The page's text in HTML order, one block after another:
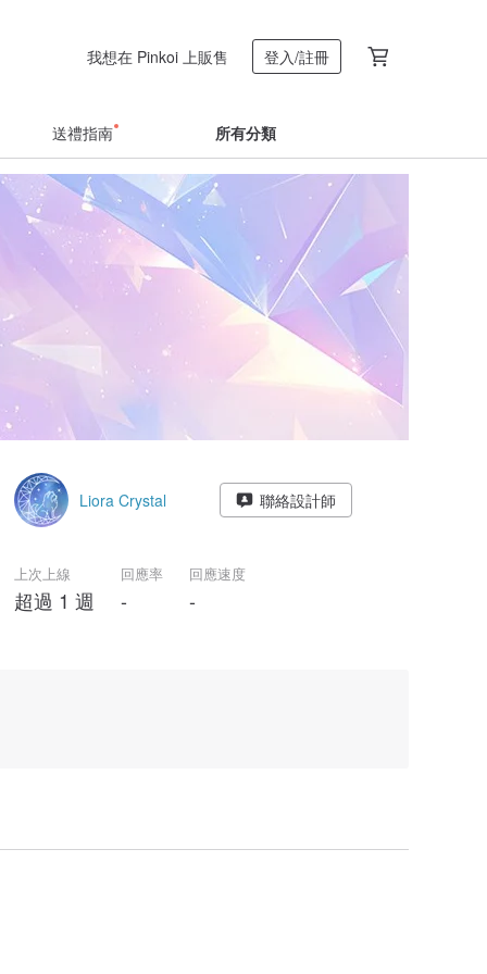
我想在 Pinkoi 上販售 登入/註冊
送禮指南 所有分類
Liora Crystal 聯絡設計師
上次上線
超過 1 週
回應率
-
回應速度
-